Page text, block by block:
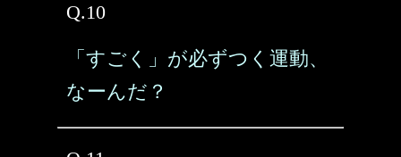
Q.10
「すごく」が必ずつく運動、
なーんだ？